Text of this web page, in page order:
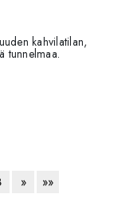
kahvilatilan,
tunnelmaa.
» »»